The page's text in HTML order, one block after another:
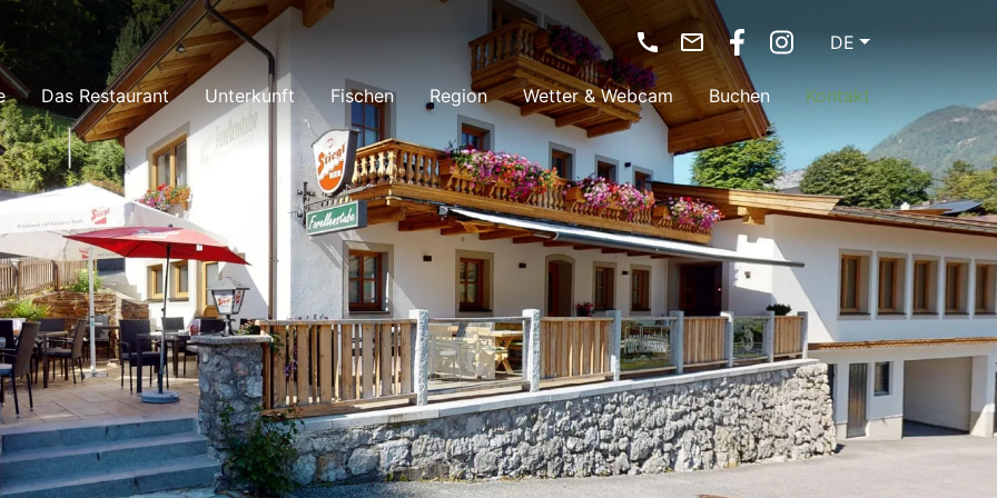
DE
Das Restaurant Unterkunft Fischen Region Wetter & Webcam Buchen Kontakt